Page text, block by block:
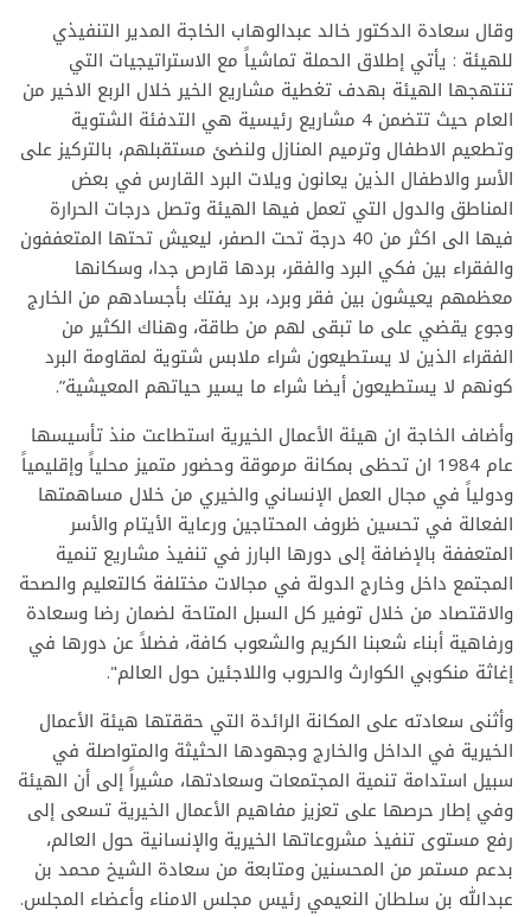
وقال سعادة الدكتور خالد عبدالوهاب الخاجة المدير التنفيذي
للهيئة : يأتي إطلاق الحملة تماشياً مع الاستراتيجيات التي
تنتهجها الهيئة بهدف تغطية مشاريع الخير خلال الربع الاخير من
العام حيث تتضمن 4 مشاريع رئيسية هي التدفئة الشتوية
وتطعيم الاطفال وترميم المنازل ولنضئ مستقبلهم، بالتركيز على
الأسر والاطفال الذين يعانون ويلات البرد القارس في بعض
المناطق والدول التي تعمل فيها الهيئة وتصل درجات الحرارة
فيها الى اكثر من 40 درجة تحت الصفر، ليعيش تحتها المتعففون
والفقراء بين فكي البرد والفقر، بردها قارص جدا، وسكانها
معظمهم يعيشون بين فقر وبرد، برد يفتك بأجسادهم من الخارج
وجوع يقضي على ما تبقى لهم من طاقة، وهناك الكثير من
الفقراء الذين لا يستطيعون شراء ملابس شتوية لمقاومة البرد
كونهم لا يستطيعون أيضا شراء ما يسير حياتهم المعيشية”.
وأضاف الخاجة ان هيئة الأعمال الخيرية استطاعت منذ تأسيسها
عام 1984 ان تحظى بمكانة مرموقة وحضور متميز محلياً وإقليمياً
ودولياً في مجال العمل الإنساني والخيري من خلال مساهمتها
الفعالة في تحسين ظروف المحتاجين ورعاية الأيتام والأسر
المتعففة بالإضافة إلى دورها البارز في تنفيذ مشاريع تنمية
المجتمع داخل وخارج الدولة في مجالات مختلفة كالتعليم والصحة
والاقتصاد من خلال توفير كل السبل المتاحة لضمان رضا وسعادة
ورفاهية أبناء شعبنا الكريم والشعوب كافة، فضلاً عن دورها في
إغاثة منكوبي الكوارث والحروب واللاجئين حول العالم".
وأثنى سعادته على المكانة الرائدة التي حققتها هيئة الأعمال
الخيرية في الداخل والخارج وجهودها الحثيثة والمتواصلة في
سبيل استدامة تنمية المجتمعات وسعادتها، مشيراً إلى أن الهيئة
وفي إطار حرصها على تعزيز مفاهيم الأعمال الخيرية تسعى إلى
رفع مستوى تنفيذ مشروعاتها الخيرية والإنسانية حول العالم،
بدعم مستمر من المحسنين ومتابعة من سعادة الشيخ محمد بن
عبدالله بن سلطان النعيمي رئيس مجلس الامناء وأعضاء المجلس.